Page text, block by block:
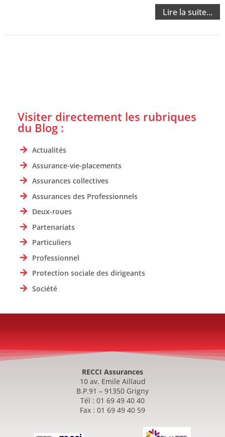
Lire la suite...
Visiter directement les rubriques
du Blog :
Actualités
Assurance-vie-placements
Assurances collectives
Assurances des Professionnels
Deux-roues
Partenariats
Particuliers
Professionnel
Protection sociale des dirigeants
Société
RECCI Assurances
10 av. Emile Aillaud
B.P.91 – 91350 Grigny
Tél : 01 69 49 40 40
Fax : 01 69 49 40 59